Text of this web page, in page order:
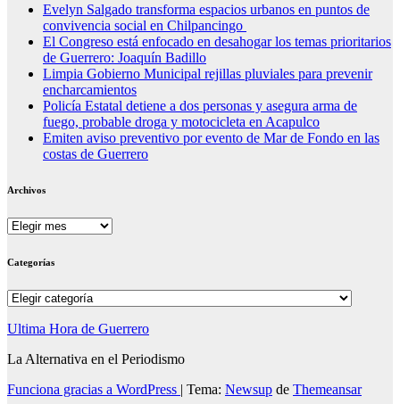
Evelyn Salgado transforma espacios urbanos en puntos de
convivencia social en Chilpancingo
El Congreso está enfocado en desahogar los temas prioritarios
de Guerrero: Joaquín Badillo
Limpia Gobierno Municipal rejillas pluviales para prevenir
encharcamientos
Policía Estatal detiene a dos personas y asegura arma de
fuego, probable droga y motocicleta en Acapulco
Emiten aviso preventivo por evento de Mar de Fondo en las
costas de Guerrero
Archivos
Archivos
Categorías
Categorías
Ultima Hora de Guerrero
La Alternativa en el Periodismo
Funciona gracias a WordPress | Tema: Newsup de Themeansar